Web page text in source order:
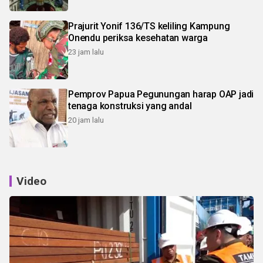
Prajurit Yonif 136/TS keliling Kampung
Onendu periksa kesehatan warga
23 jam lalu
Pemprov Papua Pegunungan harap OAP jadi
tenaga konstruksi yang andal
20 jam lalu
Video